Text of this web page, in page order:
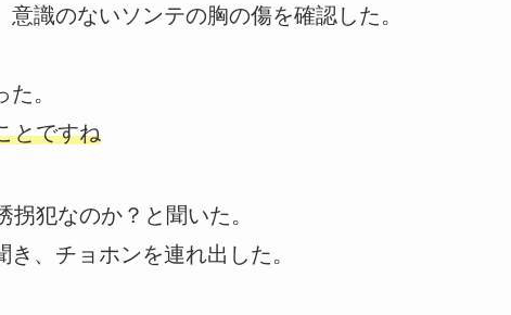
識のないソンテの胸の傷を確認した。
。
とですね
犯なのか？と聞いた。
、チョホンを連れ出した。